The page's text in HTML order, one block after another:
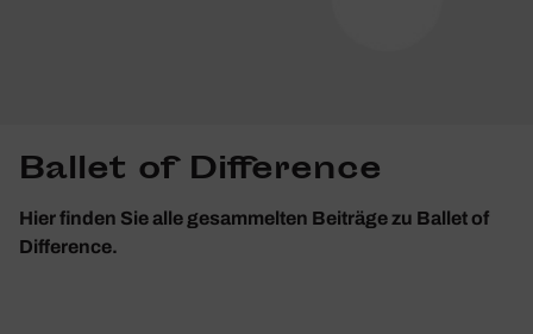
Ballet of Difference
Hier finden Sie alle gesammelten Beiträge zu Ballet of
Difference.